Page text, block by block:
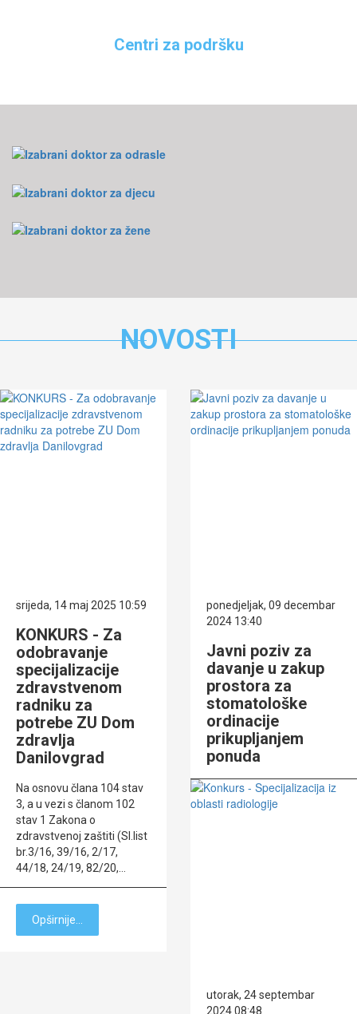
Centri za podršku
NOVOSTI
srijeda, 14 maj 2025 10:59
KONKURS - Za
odobravanje
specijalizacije
zdravstvenom
radniku za
potrebe ZU Dom
zdravlja
Danilovgrad
Na osnovu člana 104 stav
3, a u vezi s članom 102
stav 1 Zakona o
zdravstvenoj zaštiti (Sl.list
br.3/16, 39/16, 2/17,
44/18, 24/19, 82/20,…
Opširnije...
ponedjeljak, 09 decembar
2024 13:40
Javni poziv za
davanje u zakup
prostora za
stomatološke
ordinacije
prikupljanjem
ponuda
utorak, 24 septembar
2024 08:48